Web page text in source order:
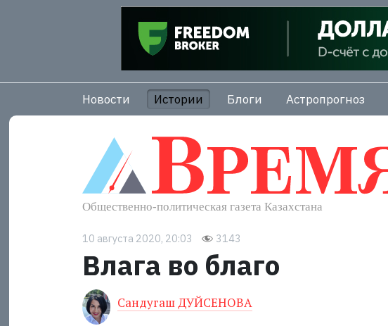
Новости Истории Блоги Астропрогноз
10 августа 2020, 20:03 3143
Влага во благо
Сандугаш ДУЙСЕНОВА